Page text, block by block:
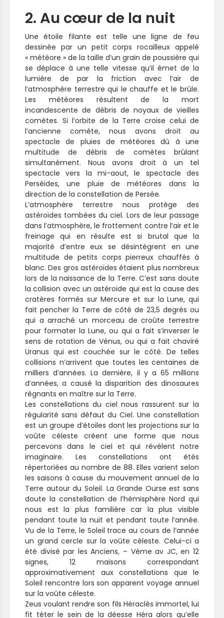
2. Au cœur de la nuit
Une étoile filante est telle une ligne de feu
dessinée par un petit corps rocailleux appelé
« météore » de la taille d’un grain de poussière qui
se déplace à une telle vitesse qu’il émet de la
lumière de par la friction avec l’air de
l’atmosphère terrestre qui le chauffe et le brûle.
Les météores résultent de la mort
incandescente de débris de noyaux de vieilles
comètes. Si l’orbite de la Terre croise celui de
l’ancienne comète, nous avons droit au
spectacle de pluies de météores dû à une
multitude de débris de comètes brûlant
simultanément. Nous avons droit à un tel
spectacle vers la mi-aout, le spectacle des
Perséides, une pluie de météores dans la
direction de la constellation de Persée.
L’atmosphère terrestre nous protège des
astéroïdes tombées du ciel. Lors de leur passage
dans l’atmosphère, le frottement contre l’air et le
freinage qui en résulte est si brutal que la
majorité d’entre eux se désintègrent en une
multitude de petits corps pierreux chauffés à
blanc. Des gros astéroïdes étaient plus nombreux
lors de la naissance de la Terre. C’est sans doute
la collision avec un astéroïde qui est la cause des
cratères formés sur Mercure et sur la Lune, qui
fait pencher la Terre de côté de 23,5 degrés ou
qui a arraché un morceau de croûte terrestre
pour formater la Lune, ou qui a fait s’inverser le
sens de rotation de Vénus, ou qui a fait chaviré
Uranus qui est couchée sur le côté. De telles
collisions n’arrivent que toutes les centaines de
milliers d’années. La dernière, il y a 65 millions
d’années, a causé la disparition des dinosaures
régnants en maître sur la Terre.
Les constellations du ciel nous rassurent sur la
régularité sans défaut du Ciel. Une constellation
est un groupe d’étoiles dont les projections sur la
voûte céleste créent une forme que nous
percevons dans le ciel et qui révèlent notre
imaginaire. Les constellations ont étés
répertoriées au nombre de 88. Elles varient selon
les saisons à cause du mouvement annuel de la
Terre autour du Soleil. La Grande Ourse est sans
doute la constellation de l’hémisphère Nord qui
nous est la plus familière car la plus visible
pendant toute la nuit et pendant toute l’année.
Vu de la Terre, le Soleil trace au cours de l’année
un grand cercle sur la voûte céleste. Celui-ci a
été divisé par les Anciens, – Vème av JC, en 12
signes, 12 maisons correspondant
approximativement aux constellations que le
Soleil rencontre lors son apparent voyage annuel
sur la voûte céleste.
Zeus voulant rendre son fils Héraclès immortel, lui
fit téter le sein de la déesse Héra alors qu’elle